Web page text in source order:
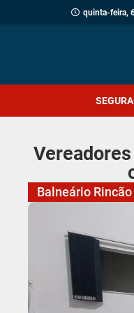
quinta-feira,
Balneário Rincão